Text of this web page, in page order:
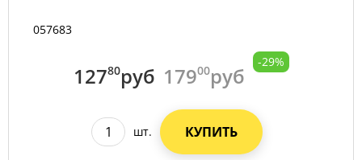
057683
12780руб 17900руб
-29%
шт. КУПИТЬ